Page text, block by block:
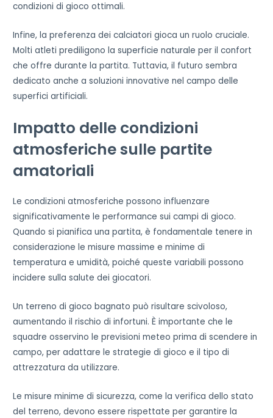
condizioni di gioco ottimali.
Infine, la preferenza dei calciatori gioca un ruolo cruciale.
Molti atleti prediligono la superficie naturale per il confort
che offre durante la partita. Tuttavia, il futuro sembra
dedicato anche a soluzioni innovative nel campo delle
superfici artificiali.
Impatto delle condizioni
atmosferiche sulle partite
amatoriali
Le condizioni atmosferiche possono influenzare
significativamente le performance sui campi di gioco.
Quando si pianifica una partita, è fondamentale tenere in
considerazione le misure massime e minime di
temperatura e umidità, poiché queste variabili possono
incidere sulla salute dei giocatori.
Un terreno di gioco bagnato può risultare scivoloso,
aumentando il rischio di infortuni. È importante che le
squadre osservino le previsioni meteo prima di scendere in
campo, per adattare le strategie di gioco e il tipo di
attrezzatura da utilizzare.
Le misure minime di sicurezza, come la verifica dello stato
del terreno, devono essere rispettate per garantire la